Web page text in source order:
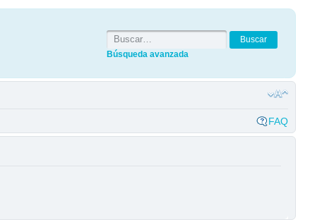
Búsqueda avanzada
FAQ